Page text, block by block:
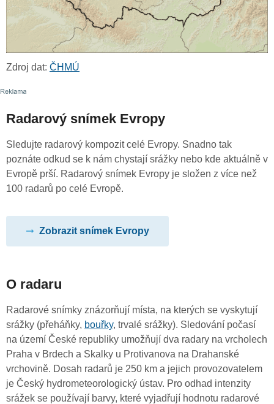
Zdroj dat: ČHMÚ
Radarový snímek Evropy
Sledujte radarový kompozit celé Evropy. Snadno tak
poznáte odkud se k nám chystají srážky nebo kde aktuálně v
Evropě prší. Radarový snímek Evropy je složen z více než
100 radarů po celé Evropě.
Zobrazit snímek Evropy
O radaru
Radarové snímky znázorňují místa, na kterých se vyskytují
srážky (přeháňky, bouřky, trvalé srážky). Sledování počasí
na území České republiky umožňují dva radary na vrcholech
Praha v Brdech a Skalky u Protivanova na Drahanské
vrchovině. Dosah radarů je 250 km a jejich provozovatelem
je Český hydrometeorologický ústav. Pro odhad intenzity
srážek se používají barvy, které vyjadřují hodnotu radarové